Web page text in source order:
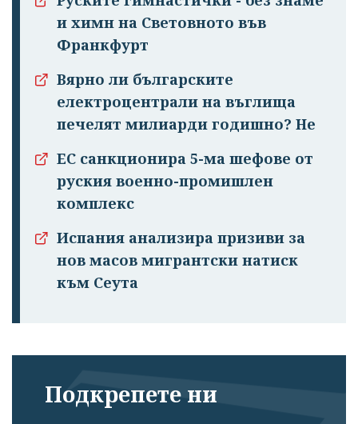
Успешно
профила си!
и химн на Световното във
Франкфурт
Вярно ли българските
електроцентрали на въглища
печелят милиарди годишно? Не
ЕС санкционира 5-ма шефове от
руския военно-промишлен
комплекс
Испания анализира призиви за
нов масов мигрантски натиск
към Сеута
Подкрепете ни